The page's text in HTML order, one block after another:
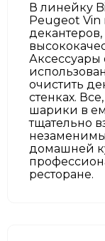
В линейку
Peugeot Vin
очистить
стенках.
шарики в
тщательно
домашней
ресторане.